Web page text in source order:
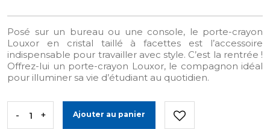
Posé sur un bureau ou une console, le porte-crayon
Louxor en cristal taillé à facettes est l’accessoire
indispensable pour travailler avec style. C’est la rentrée !
Offrez-lui un porte-crayon Louxor, le compagnon idéal
pour illuminer sa vie d’étudiant au quotidien.
- + Ajouter au panier